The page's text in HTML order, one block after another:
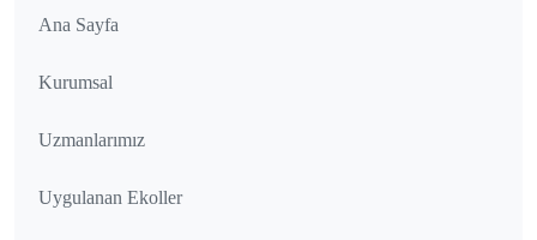
Ana Sayfa
Kurumsal
Uzmanlarımız
Uygulanan Ekoller